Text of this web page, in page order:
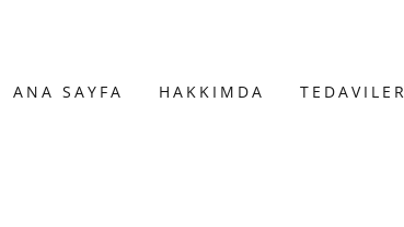
ANA SAYFA HAKKIMDA TEDAVILER